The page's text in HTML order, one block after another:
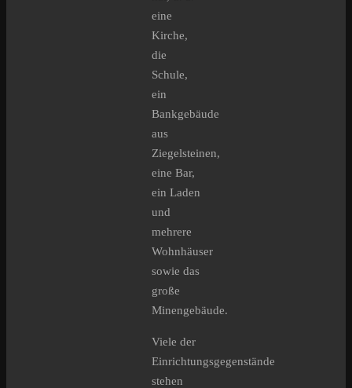
eine
Kirche,
die
Schule,
ein
Bankgebäude
aus
Ziegelsteinen,
eine Bar,
ein Laden
und
mehrere
Wohnhäuser
sowie das
große
Minengebäude.
Viele der
Einrichtungsgegenstände
stehen